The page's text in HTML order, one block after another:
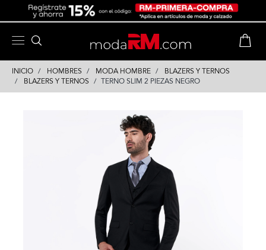
INICIO HOMBRES MODA HOMBRE
BLAZERS Y TERNOS
BLAZERS Y TERNOS
TERNO SLIM 2 PIEZAS NEGRO